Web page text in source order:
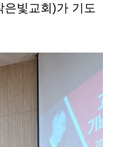
빛교회)가 기도